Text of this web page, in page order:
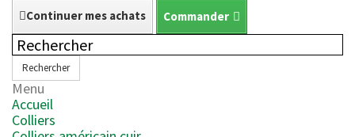
Continuer mes achats Commander
Rechercher
Menu
Accueil
Colliers